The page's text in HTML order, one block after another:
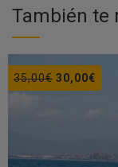
También te
35,00€ El
30,00€